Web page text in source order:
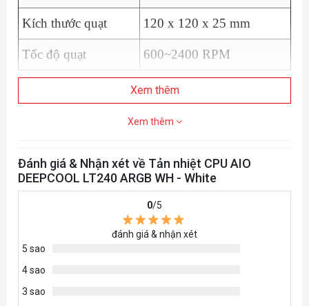
Kích thước quạt 120 x 120 x 25 mm
Tốc độ quạt 600~2400 RPM
Xem thêm
Xem thêm
Đánh giá & Nhận xét về Tản nhiệt CPU AIO
DEEPCOOL LT240 ARGB WH - White
0/5
đánh giá & nhận xét
5 sao
4 sao
3 sao